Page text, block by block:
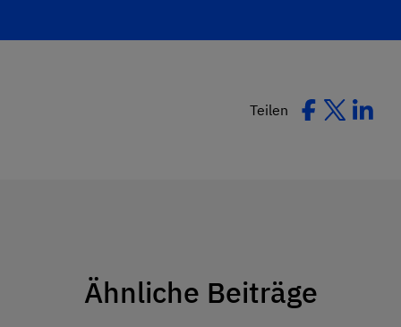
Teilen
Ähnliche Beiträge